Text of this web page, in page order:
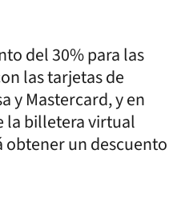
del 30% para las
las tarjetas de
y Mastercard, y en
la billetera virtual
obtener un descuento